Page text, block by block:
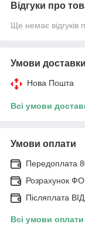
Відгуки про
Ще немає відгуків
Умови доставки
Нова Пошта
Всі умови
Умови оплати
Передоплата
Розрахунок
Післяплата
Всі умови оплати